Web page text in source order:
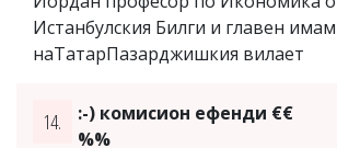
Истанбулския Билги и главен имам
наТатарПазарджишкия вилает
14.
:-) комисион ефенди €€
%%